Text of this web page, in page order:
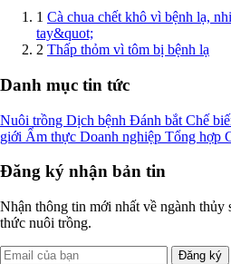
1 Cà chua chết khô vì bệnh lạ,
tay&quot;
2 Thấp thỏm vì tôm bị bệnh lạ
Danh mục tin tức
Nuôi trồng Dịch bệnh Đánh bắt Chế
giới Ẩm thực Doanh nghiệp Tổng hợp
Đăng ký nhận bản tin
Nhận thông tin mới nhất về ngành thủy
thức nuôi trồng.
Đăng ký